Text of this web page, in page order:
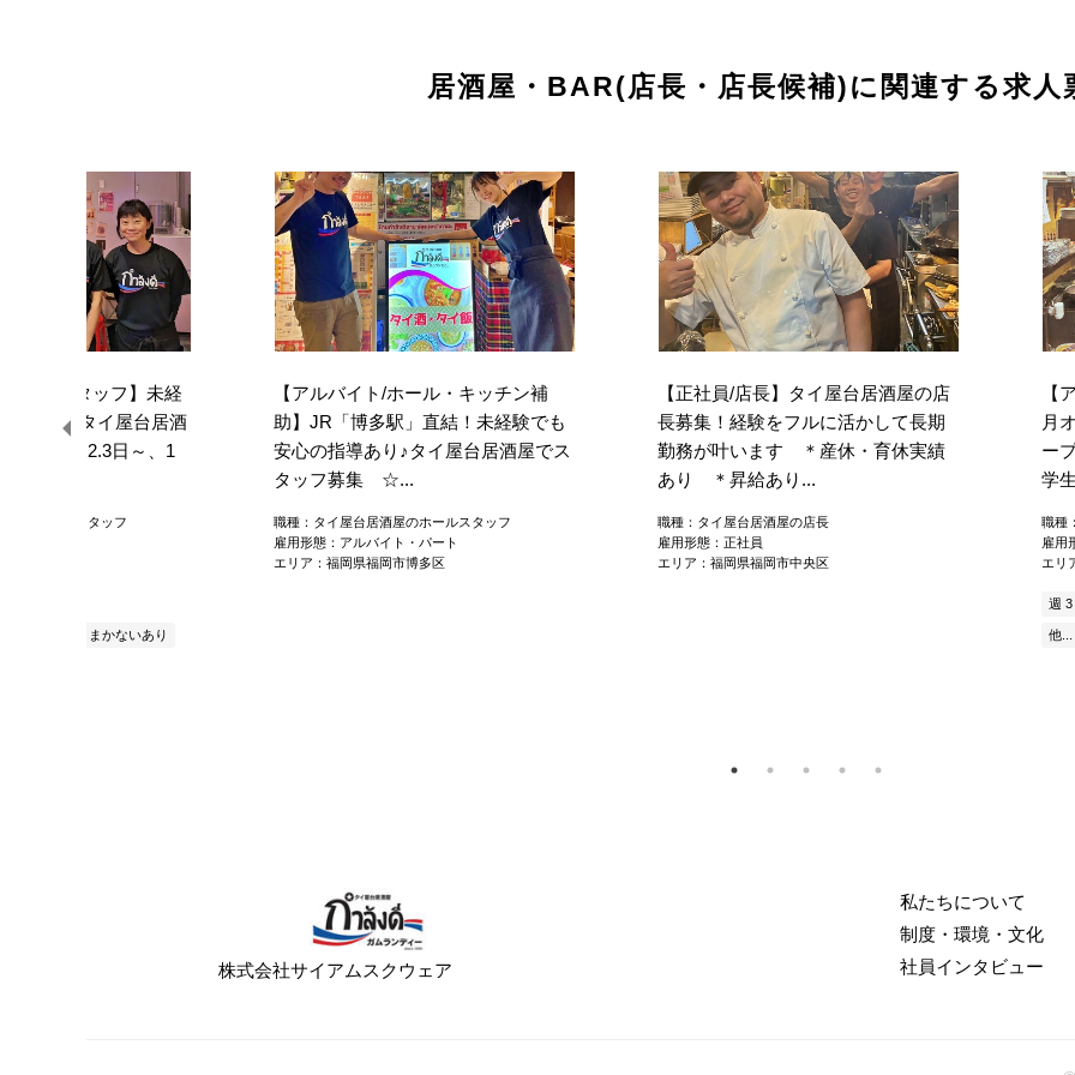
居酒屋・BAR(店長・店長候補)に関連する求人
ールスタッフ】未経
導あり♪
タイ屋台居酒
集 ☆週2.3日～、1
屋のホールスタッフ
まかないあり
【アルバイト/ホール・キッチン補
助】JR「博多駅」直結！未経験でも
安心の指導あり ♪ タイ屋台居酒屋でス
タッフ募集 ☆...
職種：タイ屋台居酒屋のホールスタッフ
雇用形態：アルバイト・パート
エリア：福岡県福岡市博多区
【正社員/店長】タイ屋台居酒屋の店
長募集！経験をフルに活かして長期
勤務が叶います ＊産休・育休実績
あり ＊昇給あり...
職種：タイ屋台居酒屋の店長
雇用形態：正社員
エリア：福岡県福岡市中央区
【
月
ー
学
職種
雇用
エリ
週
他...
私たちについて
制度・環境・文化
社員インタビュー
株式会社サイアムスクウェア